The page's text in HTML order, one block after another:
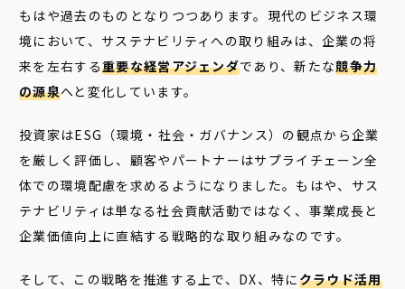
もはや過去のものとなりつつあります。現代のビジネス環
境において、サステナビリティへの取り組みは、企業の将
来を左右する重要な経営アジェンダであり、新たな競争力
の源泉へと変化しています。
投資家はESG（環境・社会・ガバナンス）の観点から企業
を厳しく評価し、顧客やパートナーはサプライチェーン全
体での環境配慮を求めるようになりました。もはや、サス
テナビリティは単なる社会貢献活動ではなく、事業成長と
企業価値向上に直結する戦略的な取り組みなのです。
そして、この戦略を推進する上で、DX、特にクラウド活用